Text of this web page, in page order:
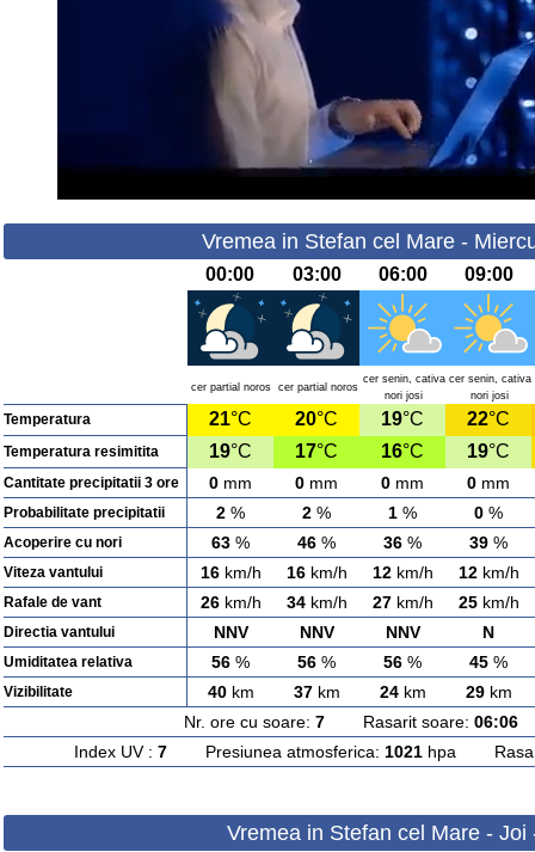
Vremea in Stefan cel Mare -
00:00 03:00 06:00 09:00
cer partial noros cer partial noros
cer senin, cativa
nori josi
cer senin, cativa
nori josi
Temperatura 21°C 20°C 19°C 22°C
Temperatura resimitita 19°C 17°C 16°C 19°C
Cantitate precipitatii 3 ore 0 mm 0 mm 0 mm 0 mm
Probabilitate precipitatii 2 % 2 % 1 % 0 %
Acoperire cu nori 63 % 46 % 36 % 39 %
Viteza vantului 16km/h 16km/h 12km/h 12km/h
Rafale de vant 26km/h 34km/h 27km/h 25km/h
Directia vantului NNV NNV NNV N
Umiditatea relativa 56 % 56 % 56 % 45 %
Vizibilitate 40km 37km 24km 29km
Nr. ore cu soare: 7Rasarit soare: 06:06
Index UV : 7Presiunea atmosferica: 1021hpa
Vremea in Stefan cel Mare - Joi